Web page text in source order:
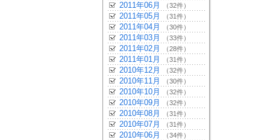
2011年06月 （32件）
2011年05月 （31件）
2011年04月 （30件）
2011年03月 （33件）
2011年02月 （28件）
2011年01月 （31件）
2010年12月 （32件）
2010年11月 （30件）
2010年10月 （32件）
2010年09月 （32件）
2010年08月 （31件）
2010年07月 （31件）
2010年06月 （34件）